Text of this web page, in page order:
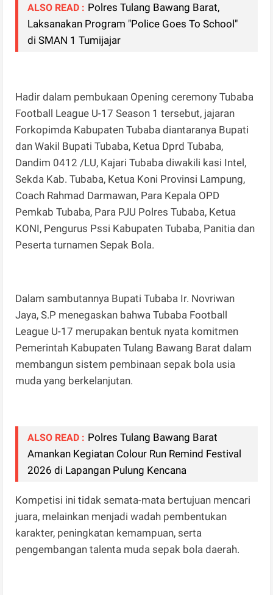
ALSO READ : Polres Tulang Bawang Barat,
Laksanakan Program "Police Goes To School"
di SMAN 1 Tumijajar
Hadir dalam pembukaan Opening ceremony Tubaba
Football League U-17 Season 1 tersebut, jajaran
Forkopimda Kabupaten Tubaba diantaranya Bupati
dan Wakil Bupati Tubaba, Ketua Dprd Tubaba,
Dandim 0412 /LU, Kajari Tubaba diwakili kasi Intel,
Sekda Kab. Tubaba, Ketua Koni Provinsi Lampung,
Coach Rahmad Darmawan, Para Kepala OPD
Pemkab Tubaba, Para PJU Polres Tubaba, Ketua
KONI, Pengurus Pssi Kabupaten Tubaba, Panitia dan
Peserta turnamen Sepak Bola.
Dalam sambutannya Bupati Tubaba Ir. Novriwan
Jaya, S.P menegaskan bahwa Tubaba Football
League U-17 merupakan bentuk nyata komitmen
Pemerintah Kabupaten Tulang Bawang Barat dalam
membangun sistem pembinaan sepak bola usia
muda yang berkelanjutan.
ALSO READ : Polres Tulang Bawang Barat
Amankan Kegiatan Colour Run Remind Festival
2026 di Lapangan Pulung Kencana
Kompetisi ini tidak semata-mata bertujuan mencari
juara, melainkan menjadi wadah pembentukan
karakter, peningkatan kemampuan, serta
pengembangan talenta muda sepak bola daerah.